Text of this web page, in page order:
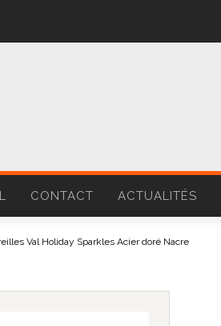
CONTACT ACTUALITÉS
Val Holiday Sparkles Acier doré Nacre